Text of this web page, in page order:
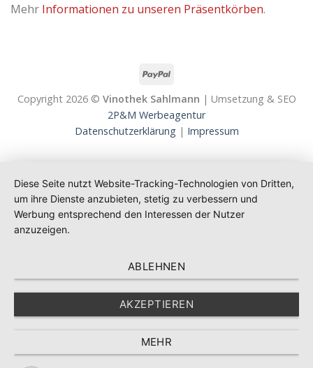
Mehr Informationen zu unseren Präsentkörben.
Copyright 2026 © Vinothek Sahlmann | Umsetzung & SEO
2P&M Werbeagentur
Datenschutzerklärung | Impressum
Diese Seite nutzt Website-Tracking-Technologien von Dritten,
um ihre Dienste anzubieten, stetig zu verbessern und
Werbung entsprechend den Interessen der Nutzer
anzuzeigen.
ABLEHNEN
AKZEPTIEREN
MEHR